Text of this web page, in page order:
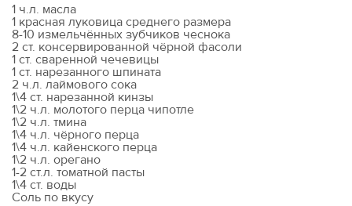
1 ч.л. масла
1 красная луковица среднего размера
8-10 измельчённых зубчиков чеснока
2 ст. консервированной чёрной фасоли
1 ст. сваренной чечевицы
1 ст. нарезанного шпината
2 ч.л. лаймового сока
1\4 ст. нарезанной кинзы
1\2 ч.л. молотого перца чипотле
1\2 ч.л. тмина
1\4 ч.л. чёрного перца
1\4 ч.л. кайенского перца
1\2 ч.л. орегано
1-2 ст.л. томатной пасты
1\4 ст. воды
Соль по вкусу